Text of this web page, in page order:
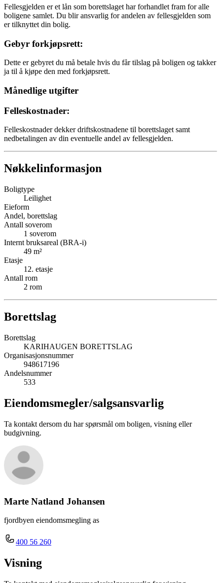
Fellesgjelden er et lån som borettslaget har forhandlet fram for alle
boligene samlet. Du blir ansvarlig for andelen av fellesgjelden som
er tilknyttet din bolig.
Gebyr forkjøpsrett:
Dette er gebyret du må betale hvis du får tilslag på boligen og takker
ja til å kjøpe den med forkjøpsrett.
Månedlige utgifter
Felleskostnader:
Felleskostnader dekker driftskostnadene til borettslaget samt
nedbetalingen av din eventuelle andel av fellesgjelden.
Nøkkelinformasjon
Boligtype
Leilighet
Eieform
Andel, borettslag
Antall soverom
1 soverom
Internt bruksareal (BRA-i)
49 m²
Etasje
12. etasje
Antall rom
2 rom
Borettslag
Borettslag
KARIHAUGEN BORETTSLAG
Organisasjonsnummer
948617196
Andelsnummer
533
Eiendomsmegler/salgsansvarlig
Ta kontakt dersom du har spørsmål om boligen, visning eller
budgivning.
Marte Natland Johansen
fjordbyen eiendomsmegling as
400 56 260
Visning